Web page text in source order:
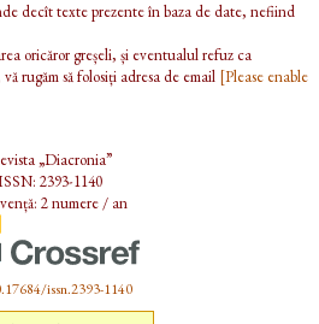
decît texte prezente în baza de date, nefiind
oricăror greșeli, și eventualul refuz ca
rugăm să folosiți adresa de email [Please enable
„Diacronia”
2393-1140
2 numere / an
issn.2393-1140